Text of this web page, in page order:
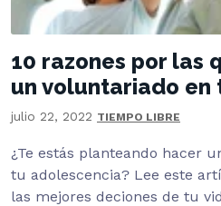
10 razones por las
un voluntariado en
julio 22, 2022 TIEMPO LIBRE
¿Te estás planteando hacer
tu adolescencia? Lee este
las mejores deciones de tu